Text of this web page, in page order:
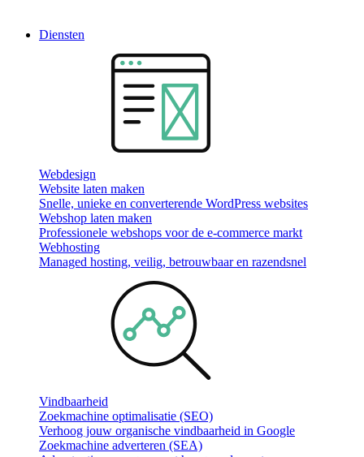
Diensten
Webdesign
Website laten maken
Snelle, unieke en converterende WordPress websites
Webshop laten maken
Professionele webshops voor de e-commerce markt
Webhosting
Managed hosting, veilig, betrouwbaar en razendsnel
Vindbaarheid
Zoekmachine optimalisatie (SEO)
Verhoog jouw organische vindbaarheid in Google
Zoekmachine adverteren (SEA)